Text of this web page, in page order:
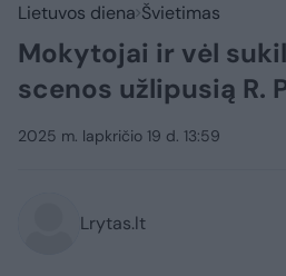
Lietuvos diena Švietimas
Mokytojai ir vėl
scenos užlipusią R.
2025 m. lapkričio 19 d. 13:59
Lrytas.lt